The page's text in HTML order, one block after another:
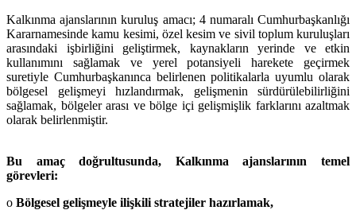
Kalkınma ajanslarının kuruluş amacı; 4 numaralı Cumhurbaşkanlığı
Kararnamesinde kamu kesimi, özel kesim ve sivil toplum kuruluşları
arasındaki işbirliğini geliştirmek, kaynakların yerinde ve etkin
kullanımını sağlamak ve yerel potansiyeli harekete geçirmek
suretiyle Cumhurbaşkanınca belirlenen politikalarla uyumlu olarak
bölgesel gelişmeyi hızlandırmak, gelişmenin sürdürülebilirliğini
sağlamak, bölgeler arası ve bölge içi gelişmişlik farklarını azaltmak
olarak belirlenmiştir.
Bu amaç doğrultusunda, Kalkınma ajanslarının temel
görevleri:
o Bölgesel gelişmeyle ilişkili stratejiler hazırlamak,